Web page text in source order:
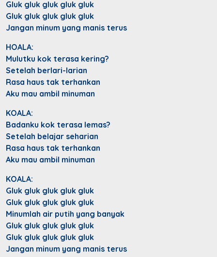
Gluk gluk gluk gluk gluk
Gluk gluk gluk gluk gluk
Jangan minum yang manis terus
HOALA:
Mulutku kok terasa kering?
Setelah berlari-larian
Rasa haus tak terhankan
Aku mau ambil minuman
KOALA:
Badanku kok terasa lemas?
Setelah belajar seharian
Rasa haus tak terhankan
Aku mau ambil minuman
KOALA:
Gluk gluk gluk gluk gluk
Gluk gluk gluk gluk gluk
Minumlah air putih yang banyak
Gluk gluk gluk gluk gluk
Gluk gluk gluk gluk gluk
Jangan minum yang manis terus